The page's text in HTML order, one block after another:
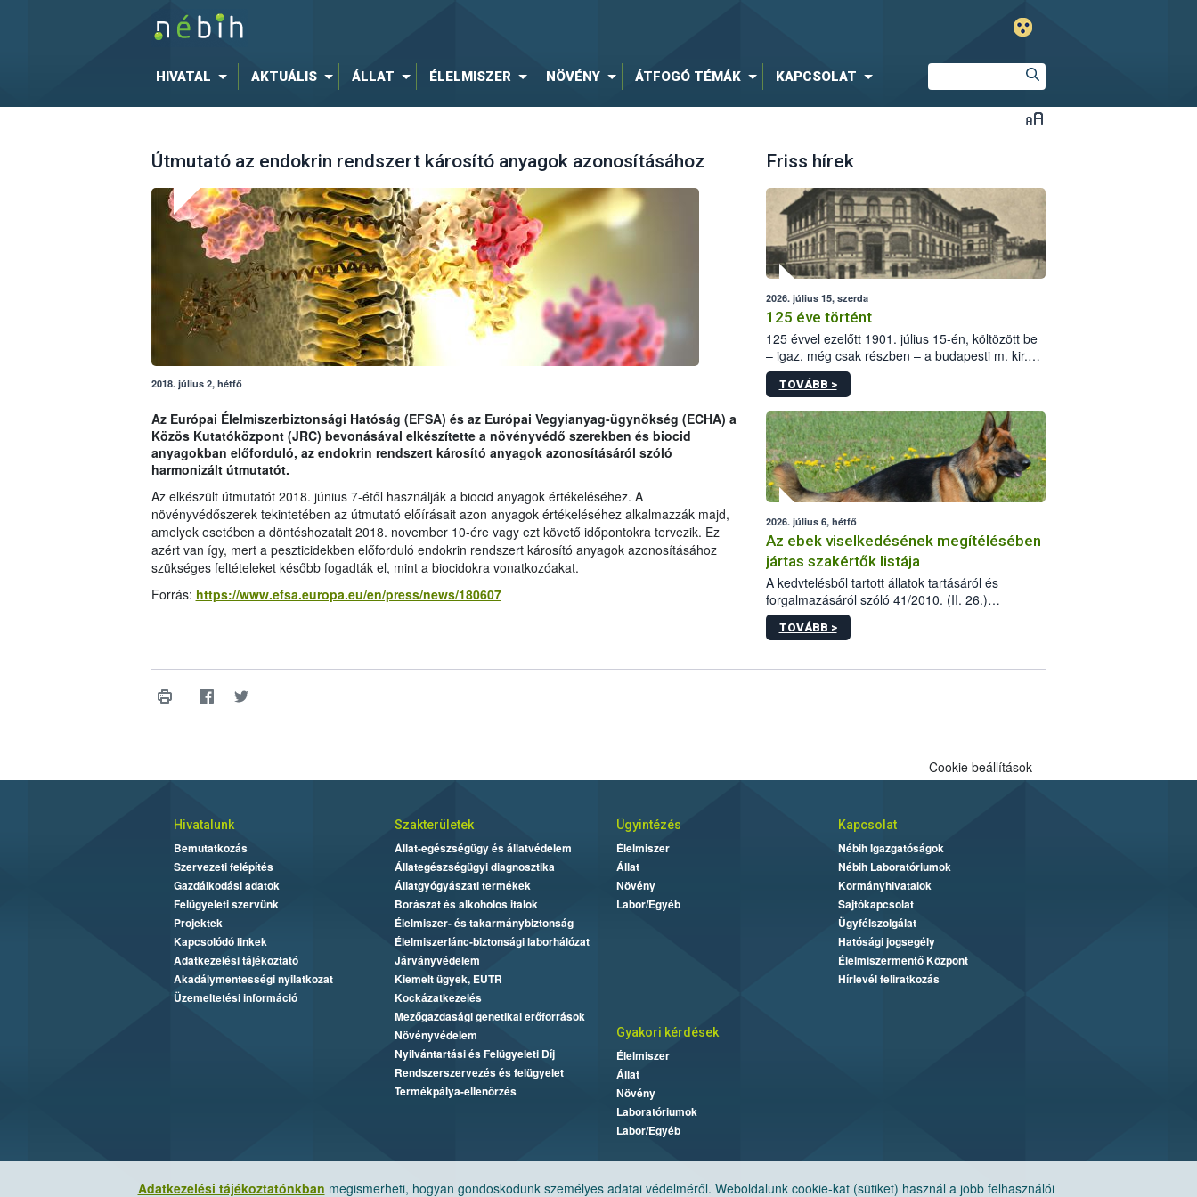
HIVATAL AKTUÁLIS ÁLLAT ÉLELMISZER NÖVÉNY ÁTFOGÓ TÉMÁK KAPCSOLAT
Útmutató az endokrin rendszert károsító anyagok azonosításához
2018. július 2, hétfő
Az Európai Élelmiszerbiztonsági Hatóság (EFSA) és az Európai Vegyianyag-ügynökség (ECHA) a
Közös Kutatóközpont (JRC) bevonásával elkészítette a növényvédő szerekben és biocid
anyagokban előforduló, az endokrin rendszert károsító anyagok azonosításáról szóló
harmonizált útmutatót.
Az elkészült útmutatót 2018. június 7-étől használják a biocid anyagok értékeléséhez. A
növényvédőszerek tekintetében az útmutató előírásait azon anyagok értékeléséhez alkalmazzák majd,
amelyek esetében a döntéshozatalt 2018. november 10-ére vagy ezt követő időpontokra tervezik. Ez
azért van így, mert a peszticidekben előforduló endokrin rendszert károsító anyagok azonosításához
szükséges feltételeket később fogadták el, mint a biocidokra vonatkozóakat.
Forrás: https://www.efsa.europa.eu/en/press/news/180607
Friss hírek
2026. július 15, szerda
125 éve történt
125 évvel ezelőtt 1901. július 15-én, költözött be
– igaz, még csak részben – a budapesti m. kir.
állami vetőmagvizsgáló állomás a Kis Rókus utca
15. szám alatti, Czigler Győző által tervezett új
TOVÁBB >
2026. július 6, hétfő
Az ebek viselkedésének megítélésében
jártas szakértők listája
A kedvtelésből tartott állatok tartásáról és
forgalmazásáról szóló 41/2010. (II. 26.)
Korm.rendelet szabályozza az eb okozta fizikai
sérülés, illetve ennek veszélye keletkezésekor
veszélyes eb tartását és annak engedélyezését.
TOVÁBB >
Adatkezelési tájékoztatónkban megismerheti, hogyan gondoskodunk személyes adatai védelméről. Weboldalunk cookie-kat (sütiket) használ a jobb felhasználói
Cookie beállítások
Hivatalunk
Bemutatkozás
Szervezeti felépítés
Gazdálkodási adatok
Felügyeleti szervünk
Projektek
Kapcsolódó linkek
Adatkezelési tájékoztató
Akadálymentességi nyilatkozat
Üzemeltetési információ
Szakterületek
Állat-egészségügy és állatvédelem
Állategészségügyi diagnosztika
Állatgyógyászati termékek
Borászat és alkoholos italok
Élelmiszer- és takarmánybiztonság
Élelmiszerlánc-biztonsági laborhálózat
Járványvédelem
Kiemelt ügyek, EUTR
Kockázatkezelés
Mezőgazdasági genetikai erőforrások
Növényvédelem
Nyilvántartási és Felügyeleti Díj
Rendszerszervezés és felügyelet
Termékpálya-ellenőrzés
Ügyintézés
Élelmiszer
Állat
Növény
Labor/Egyéb
Kapcsolat
Nébih Igazgatóságok
Nébih Laboratóriumok
Kormányhivatalok
Sajtókapcsolat
Ügyfélszolgálat
Hatósági jogsegély
Élelmiszermentő Központ
Hírlevél feliratkozás
Gyakori kérdések
Élelmiszer
Állat
Növény
Laboratóriumok
Labor/Egyéb